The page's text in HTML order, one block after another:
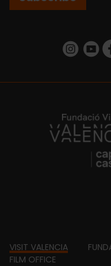
https://
https://
Footer
VISIT VALENCIA
FILM OFFICE